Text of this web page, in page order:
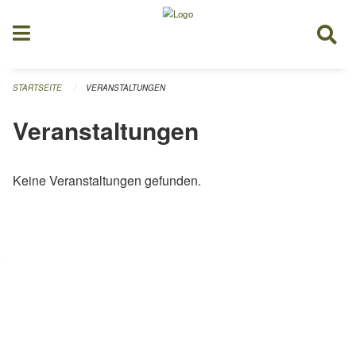
STARTSEITE VERANSTALTUNGEN
Veranstaltungen
Keine Veranstaltungen gefunden.